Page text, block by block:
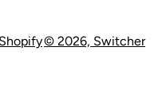
© 2026, Switcher